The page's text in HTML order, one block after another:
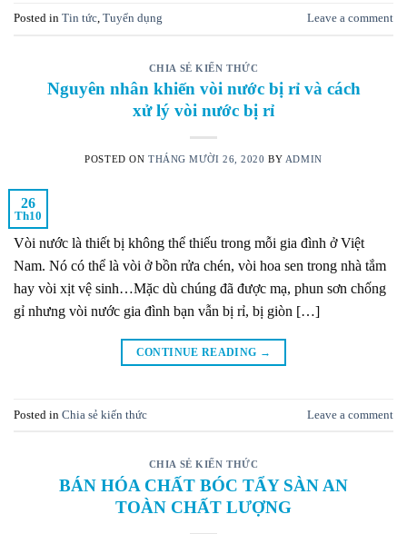
Posted in Tin tức, Tuyển dụng Leave a comment
CHIA SẺ KIẾN THỨC
Nguyên nhân khiến vòi nước bị rỉ và cách
xử lý vòi nước bị rỉ
POSTED ON THÁNG MƯỜI 26, 2020 BY ADMIN
26
Th10
Vòi nước là thiết bị không thể thiếu trong mỗi gia đình ở Việt
Nam. Nó có thể là vòi ở bồn rửa chén, vòi hoa sen trong nhà tắm
hay vòi xịt vệ sinh…Mặc dù chúng đã được mạ, phun sơn chống
gỉ nhưng vòi nước gia đình bạn vẫn bị rỉ, bị giòn […]
CONTINUE READING →
Posted in Chia sẻ kiến thức Leave a comment
CHIA SẺ KIẾN THỨC
BÁN HÓA CHẤT BÓC TẨY SÀN AN
TOÀN CHẤT LƯỢNG